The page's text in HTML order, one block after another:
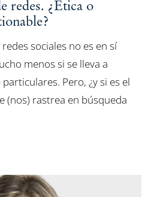
redes. ¿Ética o
sociales no es en sí
menos si se lleva a
Pero, ¿y si es el
(nos) rastrea en búsqueda